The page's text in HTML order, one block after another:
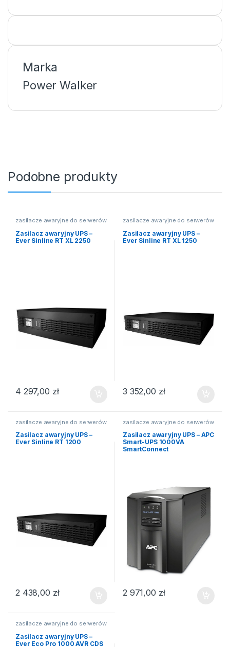
Marka
Power Walker
Podobne produkty
zasilacze awaryjne do serwerów
Zasilacz awaryjny UPS –
Ever Sinline RT XL 2250
4 297,00 zł
zasilacze awaryjne do serwerów
Zasilacz awaryjny UPS –
Ever Sinline RT XL 1250
3 352,00 zł
zasilacze awaryjne do serwerów
Zasilacz awaryjny UPS –
Ever Sinline RT 1200
2 438,00 zł
zasilacze awaryjne do serwerów
Zasilacz awaryjny UPS – APC
Smart-UPS 1000VA
SmartConnect
2 971,00 zł
zasilacze awaryjne do serwerów
Zasilacz awaryjny UPS –
Ever Eco Pro 1000 AVR CDS